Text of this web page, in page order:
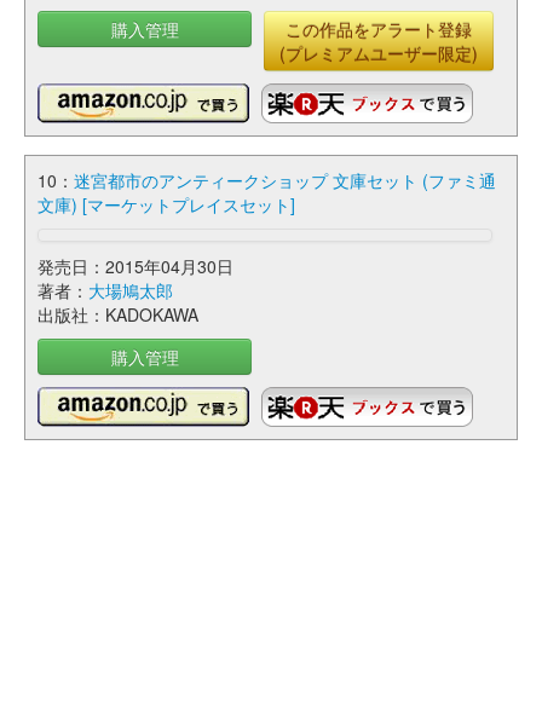
購入管理
この作品をアラート登録
(プレミアムユーザー限定)
10： 迷宮都市のアンティークショップ 文庫セット (ファミ通
文庫) [マーケットプレイスセット]
発売日：2015年04月30日
著者： 大場鳩太郎
出版社：KADOKAWA
購入管理